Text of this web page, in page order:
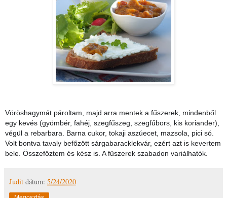
Vöröshagymát pároltam, majd arra mentek a fűszerek, mindenből
egy kevés (gyömbér, fahéj, szegfűszeg, szegfűbors, kis koriander),
végül a rebarbara. Barna cukor, tokaji aszúecet, mazsola, pici só.
Volt bontva tavaly befőzött sárgabaracklekvár, ezért azt is kevertem
bele. Összefőztem és kész is. A fűszerek szabadon variálhatók.
Judit dátum: 5/24/2020